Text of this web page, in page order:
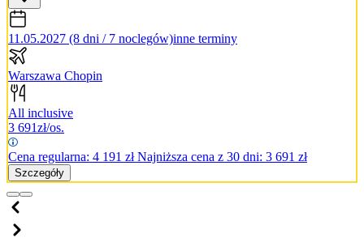
11.05.2027 (8 dni / 7 noclegów)inne terminy
Warszawa Chopin
All inclusive
3 691zł/os.
Cena regularna: 4 191 złNajniższa cena z 30 dni: 3 691 zł
Szczegóły